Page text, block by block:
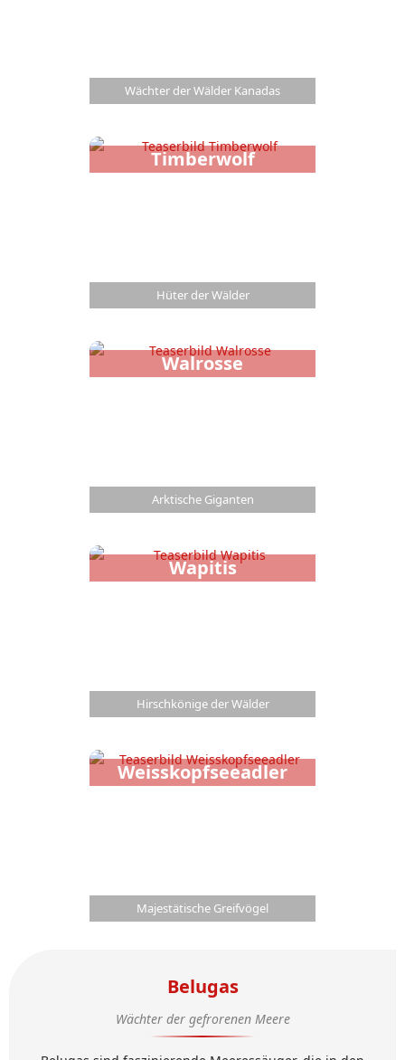
Wächter der Wälder Kanadas
Timberwolf
Hüter der Wälder
Walrosse
Arktische Giganten
Wapitis
Hirschkönige der Wälder
Weisskopfseeadler
Majestätische Greifvögel
Belugas
Wächter der gefrorenen Meere